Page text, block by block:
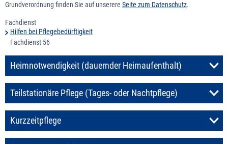
Grundverordnung finden Sie auf unserere Seite zum Datenschutz.
Fachdienst
Hilfen bei Pflegebedürftigkeit
Fachdienst 56
Heimnotwendigkeit (dauernder Heimaufenthalt)
Teilstationäre Pflege (Tages- oder Nachtpflege)
Kurzzeitpflege